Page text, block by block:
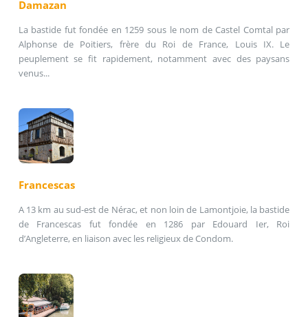
Damazan
La bastide fut fondée en 1259 sous le nom de Castel Comtal par
Alphonse de Poitiers, frère du Roi de France, Louis IX. Le
peuplement se fit rapidement, notamment avec des paysans
venus...
Francescas
A 13 km au sud-est de Nérac, et non loin de Lamontjoie, la bastide
de Francescas fut fondée en 1286 par Edouard Ier, Roi
d’Angleterre, en liaison avec les religieux de Condom.